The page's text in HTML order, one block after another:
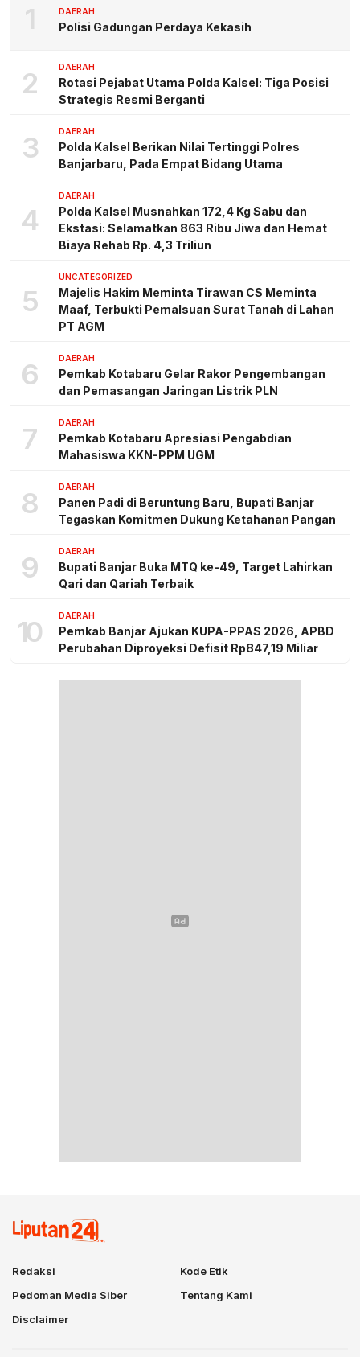
1 DAERAH
Polisi Gadungan Perdaya Kekasih
2 DAERAH
Rotasi Pejabat Utama Polda Kalsel: Tiga Posisi
Strategis Resmi Berganti
3 DAERAH
Polda Kalsel Berikan Nilai Tertinggi Polres
Banjarbaru, Pada Empat Bidang Utama
4
DAERAH
Polda Kalsel Musnahkan 172,4 Kg Sabu dan
Ekstasi: Selamatkan 863 Ribu Jiwa dan Hemat
Biaya Rehab Rp. 4,3 Triliun
5
UNCATEGORIZED
Majelis Hakim Meminta Tirawan CS Meminta
Maaf, Terbukti Pemalsuan Surat Tanah di Lahan
PT AGM
6 DAERAH
Pemkab Kotabaru Gelar Rakor Pengembangan
dan Pemasangan Jaringan Listrik PLN
7 DAERAH
Pemkab Kotabaru Apresiasi Pengabdian
Mahasiswa KKN-PPM UGM
8 DAERAH
Panen Padi di Beruntung Baru, Bupati Banjar
Tegaskan Komitmen Dukung Ketahanan Pangan
9 DAERAH
Bupati Banjar Buka MTQ ke-49, Target Lahirkan
Qari dan Qariah Terbaik
10 DAERAH
Pemkab Banjar Ajukan KUPA-PPAS 2026, APBD
Perubahan Diproyeksi Defisit Rp847,19 Miliar
Redaksi
Kode Etik
Pedoman Media Siber
Tentang Kami
Disclaimer